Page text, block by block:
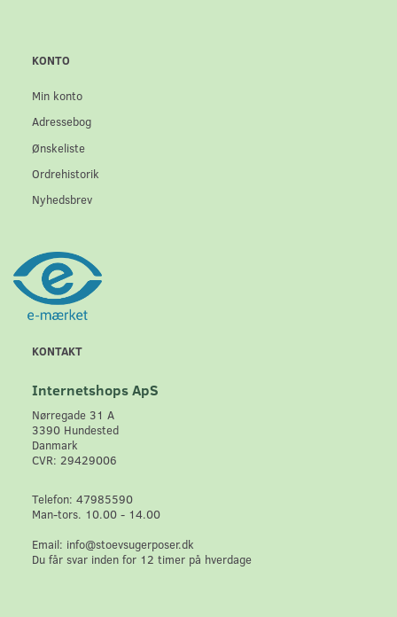
KONTO
Min konto
Adressebog
Ønskeliste
Ordrehistorik
Nyhedsbrev
KONTAKT
Internetshops ApS
Nørregade 31 A
3390 Hundested
Danmark
CVR: 29429006
Telefon: 47985590
Man-tors. 10.00 - 14.00
Email: info@stoevsugerposer.dk
Du får svar inden for 12 timer på hverdage